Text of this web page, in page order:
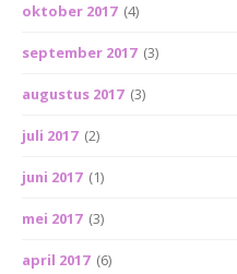
oktober 2017 (4)
september 2017 (3)
augustus 2017 (3)
juli 2017 (2)
juni 2017 (1)
mei 2017 (3)
april 2017 (6)